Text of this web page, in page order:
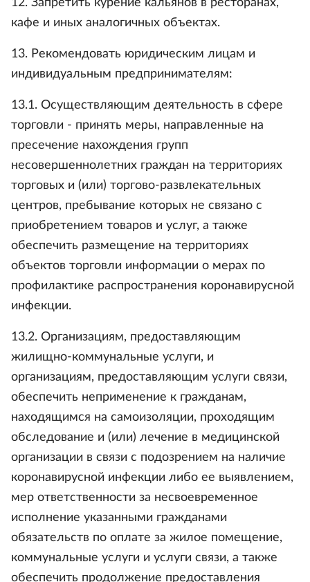
12. Запретить курение кальянов в ресторанах,
кафе и иных аналогичных объектах.
13. Рекомендовать юридическим лицам и
индивидуальным предпринимателям:
13.1. Осуществляющим деятельность в сфере
торговли - принять меры, направленные на
пресечение нахождения групп
несовершеннолетних граждан на территориях
торговых и (или) торгово-развлекательных
центров, пребывание которых не связано с
приобретением товаров и услуг, а также
обеспечить размещение на территориях
объектов торговли информации о мерах по
профилактике распространения коронавирусной
инфекции.
13.2. Организациям, предоставляющим
жилищно-коммунальные услуги, и
организациям, предоставляющим услуги связи,
обеспечить неприменение к гражданам,
находящимся на самоизоляции, проходящим
обследование и (или) лечение в медицинской
организации в связи с подозрением на наличие
коронавирусной инфекции либо ее выявлением,
мер ответственности за несвоевременное
исполнение указанными гражданами
обязательств по оплате за жилое помещение,
коммунальные услуги и услуги связи, а также
обеспечить продолжение предоставления